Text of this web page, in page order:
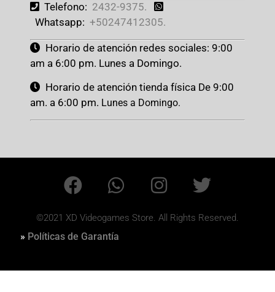
Telefono: 2432-9375.
Whatsapp: +50247412305.
Horario de atención redes sociales: 9:00
am a 6:00 pm. Lunes a Domingo.
Horario de atención tienda física De 9:00
am. a 6:00 pm. Lunes a Domingo.
©2021 XD Videogames Store. All Rights Reserved.
» Políticas de Garantía